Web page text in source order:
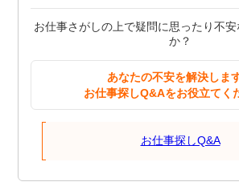
お仕事さがしの上で疑問に思ったり不
か？
あなたの不安を解決しま
お仕事探しQ&Aをお役立てく
お仕事探しQ&A